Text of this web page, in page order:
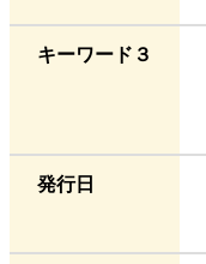
キーワード３
発行日